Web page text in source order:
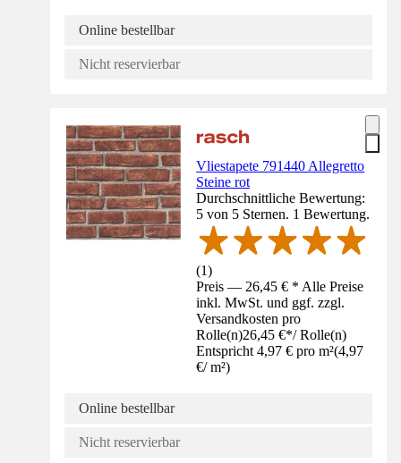
Online bestellbar
Nicht reservierbar
Vliestapete 791440 Allegretto
Steine rot
Durchschnittliche Bewertung:
5 von 5 Sternen. 1 Bewertung.
(1)
Preis — 26,45 € * Alle Preise
inkl. MwSt. und ggf. zzgl.
Versandkosten pro
Rolle(n)26,45 €*/ Rolle(n)
Entspricht 4,97 € pro m²(4,97
€/ m²)
Online bestellbar
Nicht reservierbar